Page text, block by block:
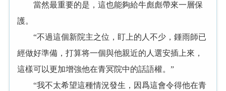
當然最重要的是，這也能夠給牛彪彪帶來一層保
護。
“不過這個新院主之位，盯上的人不少，鍾雨師已
經做好準備，打算将一個與他親近的人選安插上來，
這樣可以更加增強他在青冥院中的話語權。”
“我不太希望這種情況發生，因爲這會令得他在青